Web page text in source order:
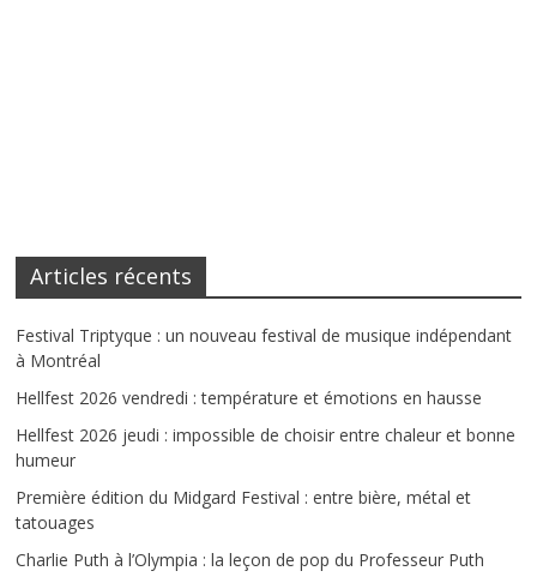
Articles récents
Festival Triptyque : un nouveau festival de musique indépendant
à Montréal
Hellfest 2026 vendredi : température et émotions en hausse
Hellfest 2026 jeudi : impossible de choisir entre chaleur et bonne
humeur
Première édition du Midgard Festival : entre bière, métal et
tatouages
Charlie Puth à l’Olympia : la leçon de pop du Professeur Puth